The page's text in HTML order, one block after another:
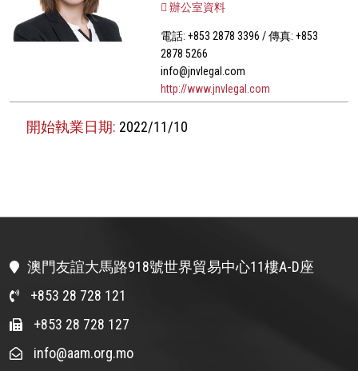
辦公室資料
電話: +853 2878 3396 / 傳真: +853
2878 5266
info@jnvlegal.com
http://www.jnvlegal.com
開始執業日期: 2022/11/10
澳門友誼大馬路918號世界貿易中心11樓A-D座
+853 28 728 121
+853 28 728 127
info@aam.org.mo